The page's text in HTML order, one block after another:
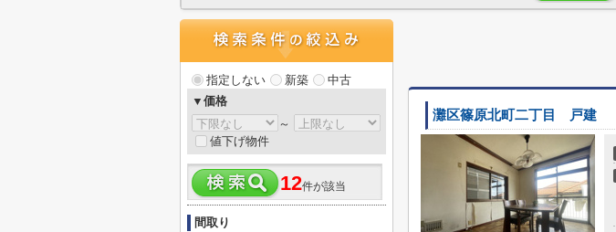
灘区篠原北町二丁目 戸建
指定しない 新築
中古
▼価格
～
値下げ物件
12件が該当
間取り